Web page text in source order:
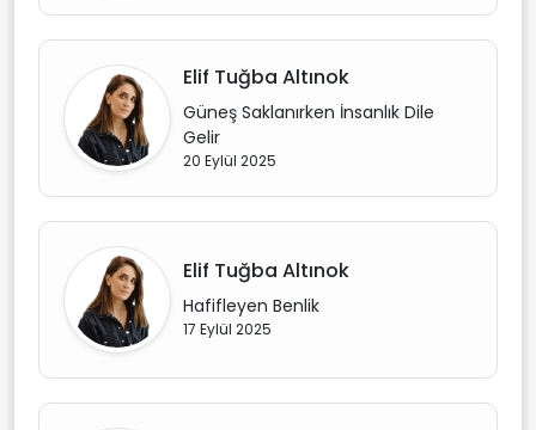
Elif Tuğba Altınok
Güneş Saklanırken İnsanlık Dile
Gelir
20 Eylül 2025
Elif Tuğba Altınok
Hafifleyen Benlik
17 Eylül 2025